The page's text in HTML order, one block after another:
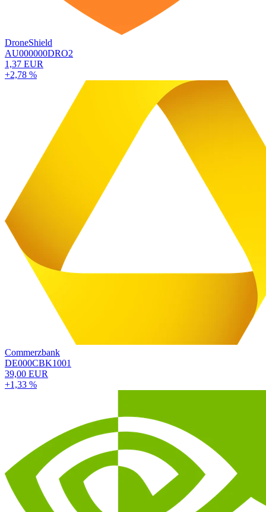
DroneShield
AU000000DRO2
1,37 EUR
+2,78 %
Commerzbank
DE000CBK1001
39,00 EUR
+1,33 %